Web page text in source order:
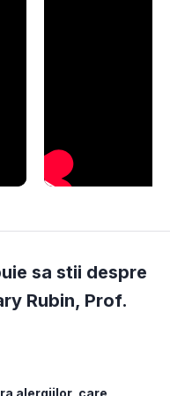
sa stii despre
Rubin, Prof.
alergiilor, care